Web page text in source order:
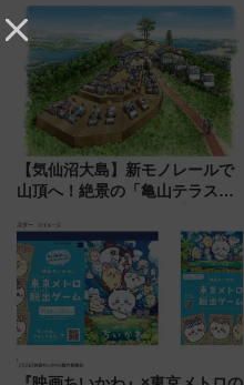
受注販売
【気仙沼大島】新モノレールで
山頂へ！絶景の「亀山テラス
暇村のお得な日帰りプランも登
場